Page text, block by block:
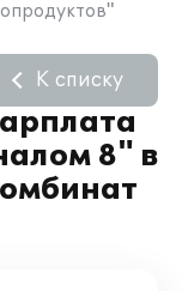
8" в
К списку